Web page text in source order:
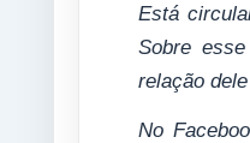
Está
Sobre
relação
No